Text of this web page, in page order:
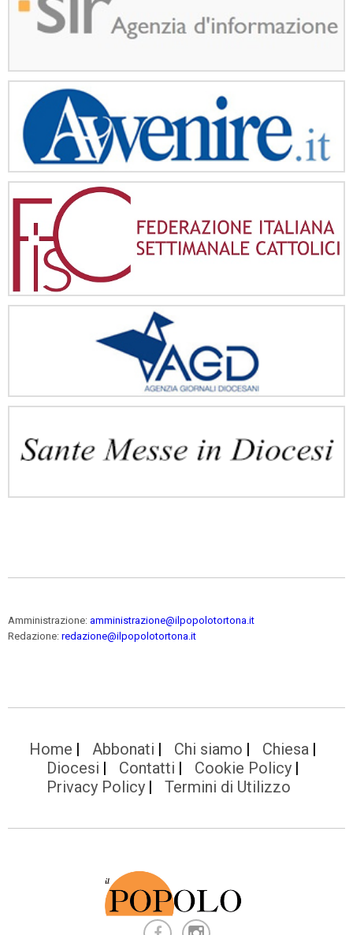
Amministrazione: amministrazione@ilpopolotortona.it
Redazione: redazione@ilpopolotortona.it
Home Abbonati Chi siamo
Chiesa
Diocesi
Contatti
Cookie Policy
Privacy Policy
Termini di Utilizzo